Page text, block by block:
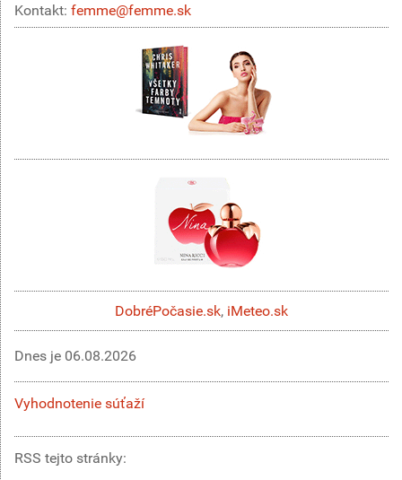
Kontakt: femme@femme.sk
DobréPočasie.sk, iMeteo.sk
Dnes je 06.08.2026
Vyhodnotenie súťaží
RSS tejto stránky: